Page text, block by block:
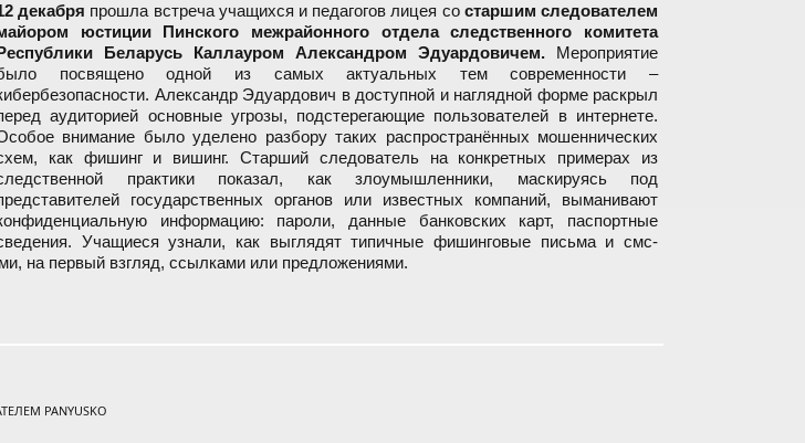
декабря прошла встреча учащихся и педагогов лицея со старшим следователем
юстиции Пинского межрайонного отдела следственного комитета
Беларусь Каллауром Александром Эдуардовичем. Мероприятие
посвящено одной из самых актуальных тем современности –
Александр Эдуардович в доступной и наглядной форме раскрыл
аудиторией основные угрозы, подстерегающие пользователей в интернете.
внимание было уделено разбору таких распространённых мошеннических
как фишинг и вишинг. Старший следователь на конкретных примерах из
практики показал, как злоумышленники, маскируясь под
государственных органов или известных компаний, выманивают
информацию: пароли, данные банковских карт, паспортные
Учащиеся узнали, как выглядят типичные фишинговые письма и смс-
на первый взгляд, ссылками или предложениями.
Пинского межрайонного отдела следственного комитета Республики Беларусь
PANYUSKO